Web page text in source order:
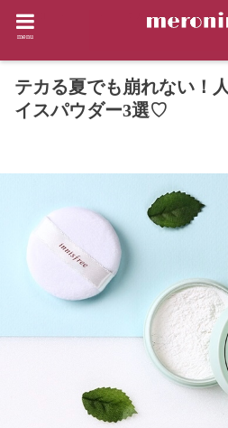
menu
HOME テカる夏でも崩れない
テカる夏でも崩れない！
イスパウダー3選♡